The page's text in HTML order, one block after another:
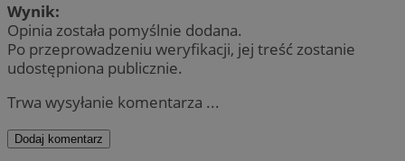
Wynik:
Opinia została pomyślnie dodana.
Po przeprowadzeniu weryfikacji, jej treść zostanie
udostępniona publicznie.
Trwa wysyłanie komentarza ...
Dodaj komentarz